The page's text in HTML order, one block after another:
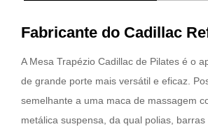
Fabricante do Cadillac
A Mesa Trapézio Cadillac de Pilates é o
de grande porte mais versátil e eficaz.
semelhante a uma maca de massagem
metálica suspensa, da qual polias,